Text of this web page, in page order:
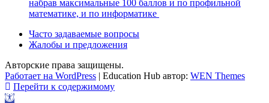
набрав максимальные 100 баллов и по профильной
математике, и по информатике
Часто задаваемые вопросы
Жалобы и предложения
Авторские права защищены.
Работает на WordPress | Education Hub автор: WEN Themes
Перейти к содержимому
Открыть